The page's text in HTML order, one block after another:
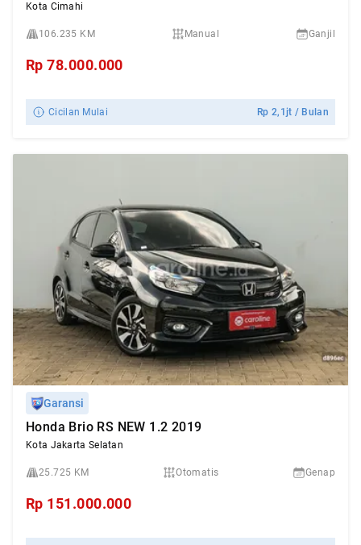
Kota Cimahi
106.235 KM Manual Ganjil
Rp78.000.000
Cicilan Mulai Rp2,1jt / Bulan
Garansi
Honda Brio RS NEW 1.2 2019
Kota Jakarta Selatan
25.725 KM Otomatis Genap
Rp 151.000.000